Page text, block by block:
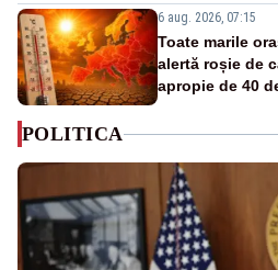
6 aug. 2026, 07:15
Toate marile
alertă roșie de
apropie de 40
POLITICA